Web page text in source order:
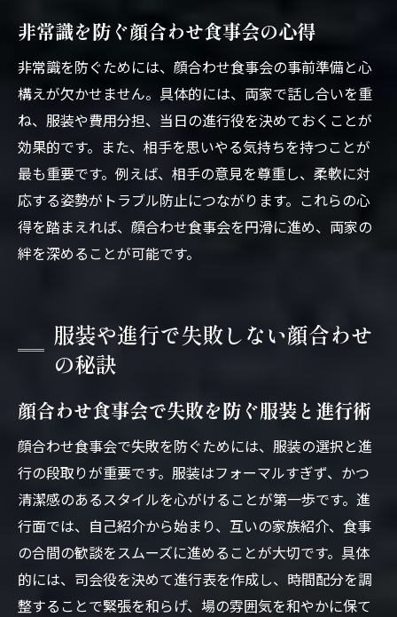
非常識を防ぐ顔合わせ食事会の心得
非常識を防ぐためには、顔合わせ食事会の事前準備と心
構えが欠かせません。具体的には、両家で話し合いを重
ね、服装や費用分担、当日の進行役を決めておくことが
効果的です。また、相手を思いやる気持ちを持つことが
最も重要です。例えば、相手の意見を尊重し、柔軟に対
応する姿勢がトラブル防止につながります。これらの心
得を踏まえれば、顔合わせ食事会を円滑に進め、両家の
絆を深めることが可能です。
服装や進行で失敗しない顔合わせ
の秘訣
顔合わせ食事会で失敗を防ぐ服装と進行術
顔合わせ食事会で失敗を防ぐためには、服装の選択と進
行の段取りが重要です。服装はフォーマルすぎず、かつ
清潔感のあるスタイルを心がけることが第一歩です。進
行面では、自己紹介から始まり、互いの家族紹介、食事
の合間の歓談をスムーズに進めることが大切です。具体
的には、司会役を決めて進行表を作成し、時間配分を調
整することで緊張を和らげ、場の雰囲気を和やかに保て